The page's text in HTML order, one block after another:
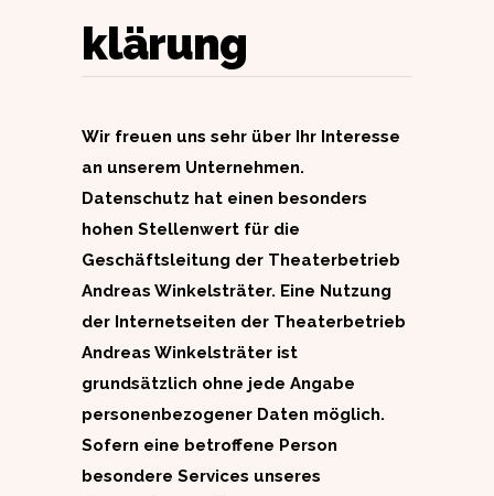
klärung
Wir freuen uns sehr über Ihr Interesse
an unserem Unternehmen.
Datenschutz hat einen besonders
hohen Stellenwert für die
Geschäftsleitung der Theaterbetrieb
Andreas Winkelsträter. Eine Nutzung
der Internetseiten der Theaterbetrieb
Andreas Winkelsträter ist
grundsätzlich ohne jede Angabe
personenbezogener Daten möglich.
Sofern eine betroffene Person
besondere Services unseres